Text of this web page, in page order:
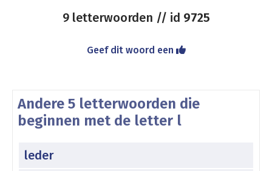
9 letterwoorden // id 9725
Geef dit woord een
Andere 5 letterwoorden die
beginnen met de letter l
leder